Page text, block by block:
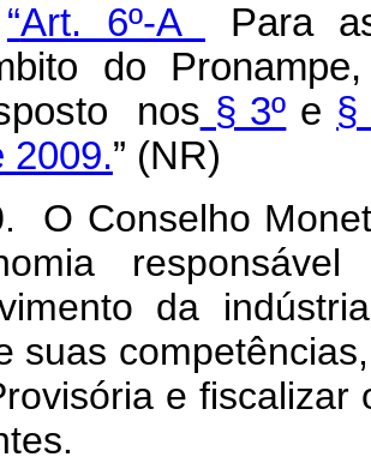
“Art. 6º-A
Para
do
nos § 3º e §
2009.” (NR)
O Conselho
da
suas
e